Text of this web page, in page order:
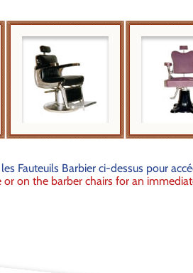
Fauteuils Barbier ci-dessus pour
or on the barber chairs for an